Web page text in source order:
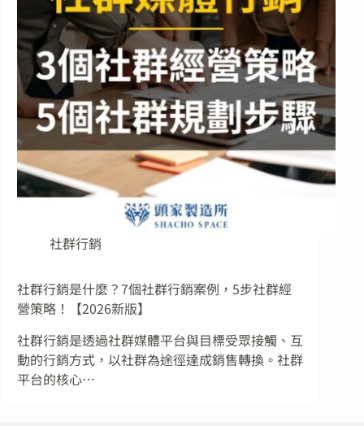
社群行銷
社群行銷是什麼？7個社群行銷案例，5步社群經
營策略！【2026新版】
社群行銷是透過社群媒體平台與目標受眾接觸、互
動的行銷方式，以社群為途徑達成銷售轉換。社群
平台的核心…